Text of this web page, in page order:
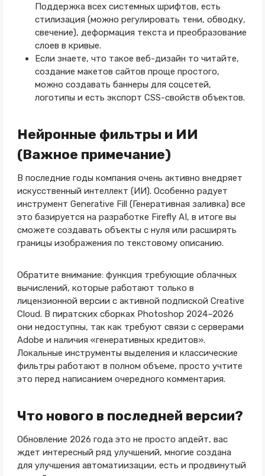
Поддержка всех системных шрифтов, есть
стилизация (можно регулировать тени, обводку,
свечение), деформация текста и преобразование
слоев в кривые.
Если знаете, что такое веб-дизайн то читайте,
создание макетов сайтов проще простого,
можно создавать баннеры для соцсетей,
логотипы и есть экспорт CSS-свойств объектов.
Нейронные фильтры и ИИ
(Важное примечание)
В последние годы компания очень активно внедряет
искусственный интеллект (ИИ). Особенно радует
инструмент Generative Fill (Генеративная заливка) все
это базируется на разработке Firefly AI, в итоге вы
сможете создавать объекты с нуля или расширять
границы изображения по текстовому описанию.
Обратите внимание: функция требующие облачных
вычислений, которые работают только в
лицензионной версии с активной подпиской Creative
Cloud. В пиратских сборках Photoshop 2024–2026
они недоступны, так как требуют связи с серверами
Adobe и наличия «генеративных кредитов».
Локальные инструменты выделения и классические
фильтры работают в полном объеме, просто учтите
это перед написанием очередного комментария.
Что нового в последней версии?
Обновление 2026 года это не просто апдейт, вас
ждет интересный ряд улучшений, многие создана
для улучшения автоматиизации, есть и продвинутый